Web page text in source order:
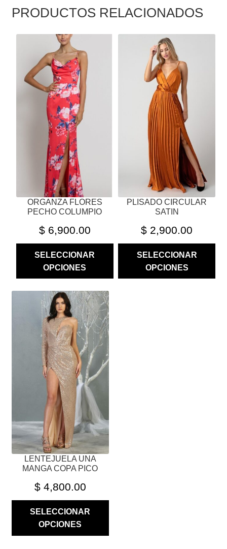
PRODUCTOS RELACIONADOS
ORGANZA FLORES
PECHO COLUMPIO
$6,900.00
SELECCIONAR
OPCIONES
PRODUCTO
TIENE
MÚLTIPLES
VARIANTES.
OPCIONES
PUEDEN
PÁGINA
PLISADO CIRCULAR
SATIN
$ 2,900.00
SELECCIONAR
OPCIONES
PRODUCTO
MÚLTIPLES
VARIANTES.
OPCIONES
PUEDEN
DE
LENTEJUELA UNA
MANGA COPA PICO
$4,800.00
SELECCIONAR
OPCIONES
PRODUCTO
MÚLTIPLES
VARIANTES.
OPCIONES
EN
LA
PÁGINA